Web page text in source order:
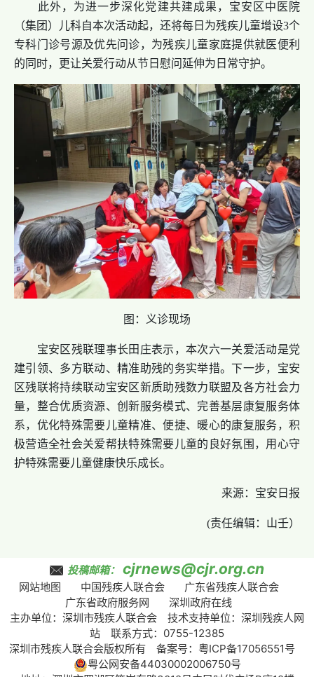
此外，为进一步深化党建共建成果，宝安区中医院
（集团）儿科自本次活动起，还将每日为残疾儿童增设3个
专科门诊号源及优先问诊，为残疾儿童家庭提供就医便利
的同时，更让关爱行动从节日慰问延伸为日常守护。
图：义诊现场
宝安区残联理事长田庄表示，本次六一关爱活动是党
建引领、多方联动、精准助残的务实举措。下一步，宝安
区残联将持续联动宝安区新质助残数力联盟及各方社会力
量，整合优质资源、创新服务模式、完善基层康复服务体
系，优化特殊需要儿童精准、便捷、暖心的康复服务，积
极营造全社会关爱帮扶特殊需要儿童的良好氛围，用心守
护特殊需要儿童健康快乐成长。
来源：宝安日报
(责任编辑：山壬）
投稿邮箱： cjrnews@cjr.org.cn
网站地图 中国残疾人联合会
广东省残疾人联合会
广东省政府服务网
深圳政府在线
主办单位：深圳市残疾人联合会 技术支持单位：深圳残疾人网
站 联系方式：0755-12385
深圳市残疾人联合会版权所有 备案号： 粤ICP备17056551号
粤公网安备44030002006750号